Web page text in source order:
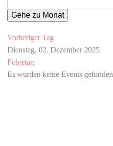
Gehe zu Monat
Vorheriger Tag
Dienstag, 02. Dezember 2025
Folgetag
Es wurden keine Events gefunden